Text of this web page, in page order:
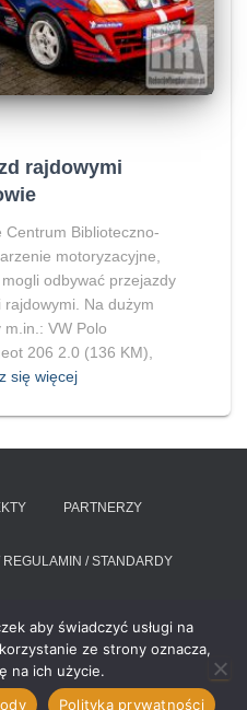
rajdowymi
Centrum Biblioteczno-
motoryzacyjne,
odbywać przejazdy
Na dużym
m.in.: VW Polo
206 2.0 (136 KM),
się więcej
PARTNERZY
REGULAMIN / STANDARDY
przez ThemeIsle
aby świadczyć usługi na
ze strony oznacza,
na ich użycie.
Polityka prywatności